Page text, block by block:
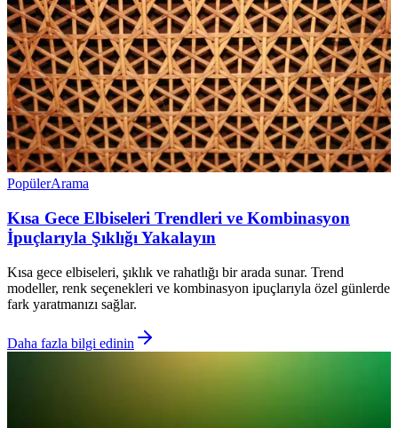
PopülerArama
Kısa Gece Elbiseleri Trendleri ve Kombinasyon
İpuçlarıyla Şıklığı Yakalayın
Kısa gece elbiseleri, şıklık ve rahatlığı bir arada sunar. Trend
modeller, renk seçenekleri ve kombinasyon ipuçlarıyla özel günlerde
fark yaratmanızı sağlar.
Daha fazla bilgi edinin